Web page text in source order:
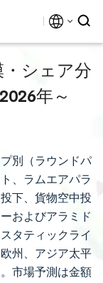
シェア分
年～
別（ラウンドパ
、ラムエアパラ
下、貨物空中投
およびアラミド
タティックライ
州、アジア太平
市場予測は金額